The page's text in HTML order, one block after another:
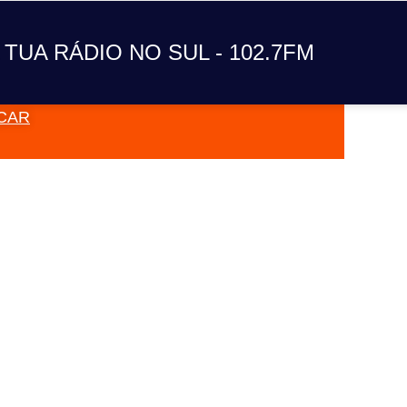
TUA RÁDIO NO SUL - 102.7FM
A TUA RÁDIO NO SUL